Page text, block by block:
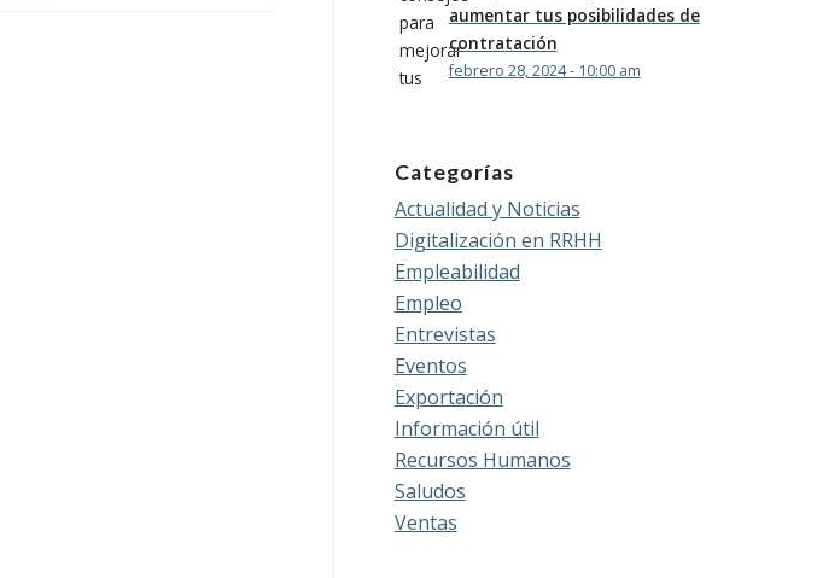
aumentar tus posibilidades de
contratación
febrero 28, 2024 - 10:00 am
Categorías
Actualidad y Noticias
Digitalización en RRHH
Empleabilidad
Empleo
Entrevistas
Eventos
Exportación
Información útil
Recursos Humanos
Saludos
Ventas